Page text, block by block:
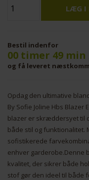
Bestil indenfor
00 timer 49 min
og få leveret
Opdag den ultimative
By Sofie Joline Hbs Blazer
blazer er skræddersyet til
både stil og funktionalitet.
sofistikerede
enhver garderobe.Denne
kvalitet, der sikrer både
stof gør den ideel til både